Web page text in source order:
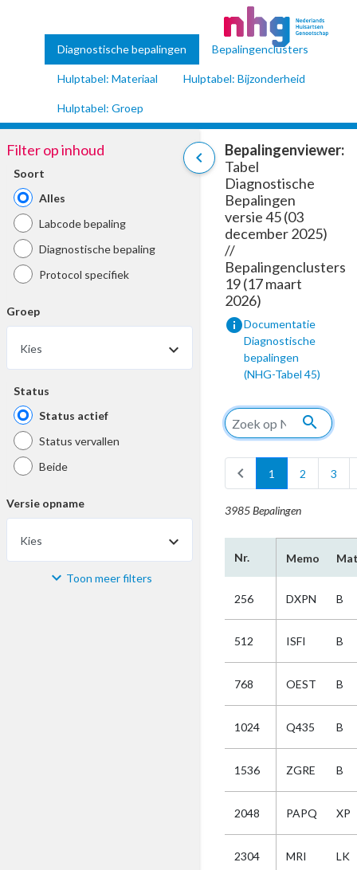
Diagnostische bepalingen Bepalingenclusters
Hulptabel: Materiaal Hulptabel: Bijzonderheid
Hulptabel: Groep
chevron_left
Filter op inhoud
Soort
Alles
Labcode bepaling
Diagnostische bepaling
Protocol specifiek
Groep
Kies
Status
Status actief
Status vervallen
Beide
Versie opname
Kies
Materiaal Toon meer filters
Bepalingenviewer:
Tabel
Diagnostische
Bepalingen
versie 45 (03
december 2025)
//
Bepalingenclusters
19 (17 maart
2026)
infoDocumentatie
Diagnostische
bepalingen
(NHG-Tabel 45)
search
chevron_left 1 2 3
3985 Bepalingen
Nr. Memo
256 DXPN B
512 ISFI B
768 OEST B
1024 Q435 B
1536 ZGRE B
2048 PAPQ XP
2304 MRI LK